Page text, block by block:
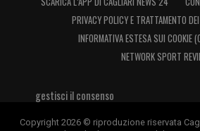
PRIVACY POLICY E TRATTAMENTO
INFORMATIVA ESTESA SUI COOKIE
NETWORK SPORT
gestisci il consenso
Copyright 2026 © riproduzione riservata